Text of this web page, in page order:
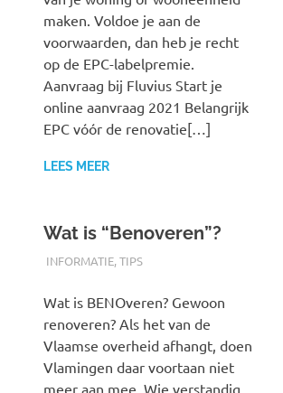
maken. Voldoe je aan de
voorwaarden, dan heb je recht
op de EPC-labelpremie.
Aanvraag bij Fluvius Start je
online aanvraag 2021 Belangrijk
EPC vóór de renovatie[…]
LEES MEER
Wat is “Benoveren”?
24/09/2020
AUTH-POSTS
INFORMATIE,TIPS
Wat is BENOveren? Gewoon
renoveren? Als het van de
Vlaamse overheid afhangt, doen
Vlamingen daar voortaan niet
meer aan mee. Wie verstandig